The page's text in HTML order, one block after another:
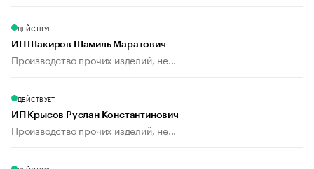
ДЕЙСТВУЕТ
ИП Шакиров Шамиль Маратович
Производство прочих изделий, не...
ДЕЙСТВУЕТ
ИП Крысов Руслан Константинович
Производство прочих изделий, не...